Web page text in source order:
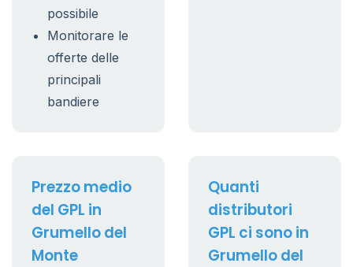
possibile
Monitorare le
offerte delle
principali
bandiere
Prezzo medio
del GPL in
Grumello del
Monte
Quanti
distributori
GPL ci sono in
Grumello del